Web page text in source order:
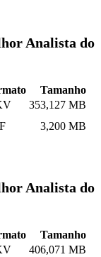
Analista do
Tamanho
353,127 MB
3,200 MB
Analista do
Tamanho
406,071 MB